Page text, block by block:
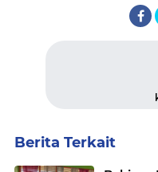
Berita Terkait